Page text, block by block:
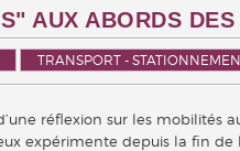
AUX ABORDS
TRANSPORT -
réflexion sur les mobilités
expérimente depuis la fin de